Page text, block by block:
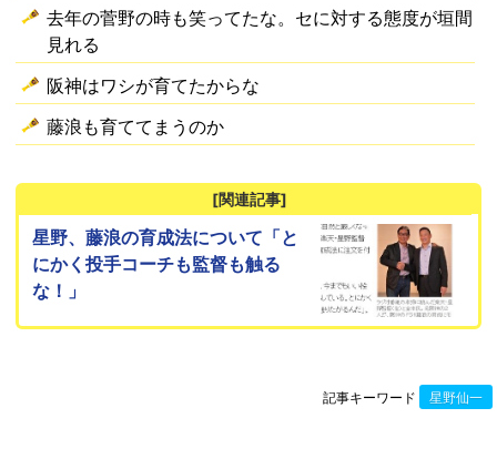
去年の菅野の時も笑ってたな。セに対する態度が垣間
見れる
阪神はワシが育てたからな
藤浪も育ててまうのか
[関連記事]
星野、藤浪の育成法について「と
にかく投手コーチも監督も触る
な！」
記事キーワード 星野仙一